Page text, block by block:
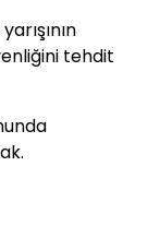
tehdit